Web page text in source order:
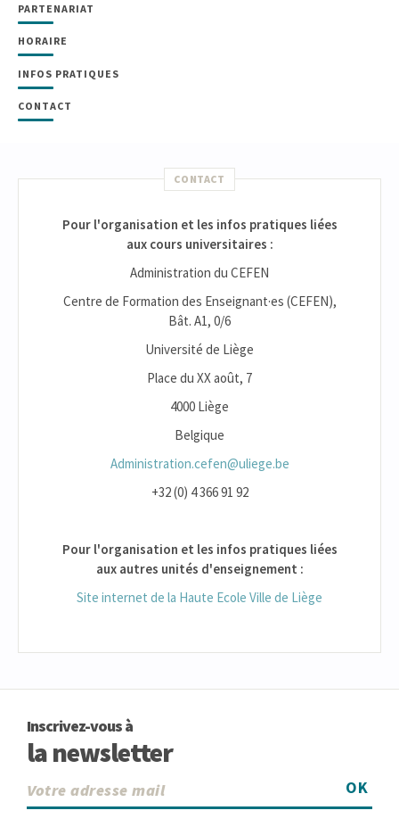
PARTENARIAT
HORAIRE
INFOS PRATIQUES
CONTACT
CONTACT
Pour l'organisation et les infos pratiques liées
aux cours universitaires :
Administration du CEFEN
Centre de Formation des Enseignant·es (CEFEN),
Bât. A1, 0/6
Université de Liège
Place du XX août, 7
4000 Liège
Belgique
Administration.cefen@uliege.be
+32 (0) 4 366 91 92
Pour l'organisation et les infos pratiques liées
aux autres unités d'enseignement :
Site internet de la Haute Ecole Ville de Liège
Inscrivez-vous à
la newsletter
OK